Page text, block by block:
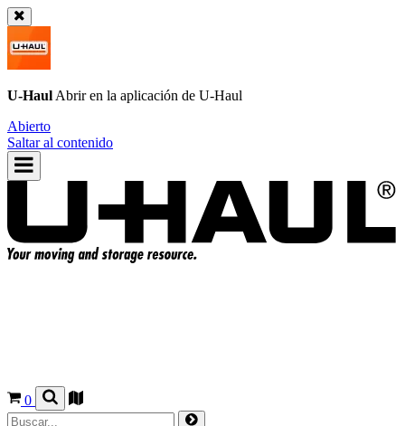
U-Haul Abrir en la aplicación de U-Haul
Abierto
Saltar al contenido
0